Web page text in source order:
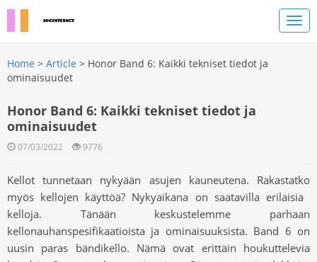
Home > Article > Honor Band 6: Kaikki tekniset tiedot ja
ominaisuudet
Honor Band 6: Kaikki tekniset tiedot ja
ominaisuudet
07/03/2022 9776
Kellot tunnetaan nykyään asujen kauneutena. Rakastatko
myös kellojen käyttöä? Nykyaikana on saatavilla erilaisia ​​
kelloja. Tänään keskustelemme parhaan
kellonauhanspesifikaatioista ja ominaisuuksista. Band 6 on
uusin paras bändikello. Nämä ovat erittäin houkuttelevia